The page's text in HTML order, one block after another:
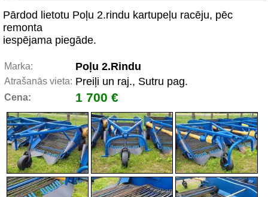
Pārdod lietotu Poļu 2.rindu kartupeļu racēju, pēc
remonta
iespējama piegāde.
Marka: Poļu 2.Rindu
Atrašanās vieta: Preiļi un raj., Sutru pag.
Cena: 1 700 €